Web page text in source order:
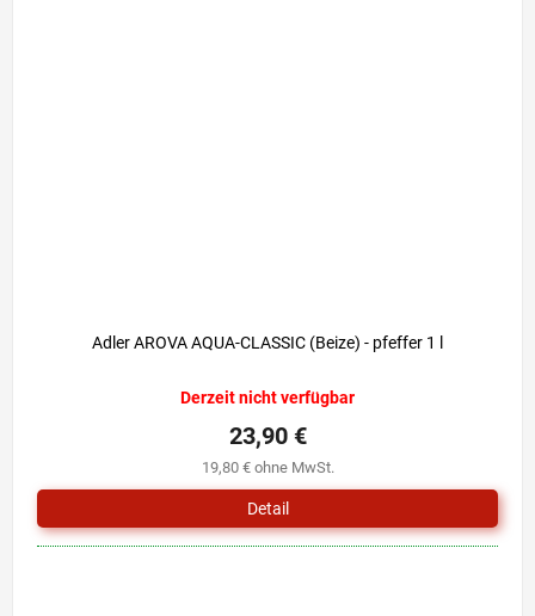
Adler AROVA AQUA-CLASSIC (Beize) - pfeffer 1 l
Derzeit nicht verfügbar
19,80 € ohne MwSt.
23,90 €
Detail